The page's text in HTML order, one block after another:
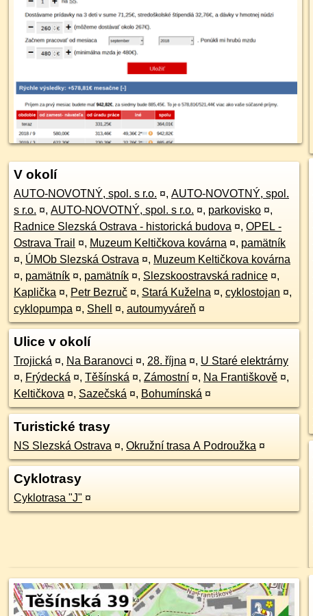
V okolí
AUTO-NOVOTNÝ, spol. s r.o. ¤, AUTO-NOVOTNÝ, spol.
s r.o. ¤, AUTO-NOVOTNÝ, spol. s r.o. ¤, parkovisko ¤,
Radnice Slezská Ostrava - historická budova ¤, OPEL -
Ostrava Trail ¤, Muzeum Keltičkova kovárna ¤, pamätník
¤, ÚMOb Slezská Ostrava ¤, Muzeum Keltičkova kovárna
¤, pamätník ¤, pamätník ¤, Slezskoostravská radnice ¤,
Kaplička ¤, Petr Bezruč ¤, Stará Kuželna ¤, cyklostojan ¤,
cyklopumpa ¤, Shell ¤, autoumyváreň ¤
Ulice v okolí
Trojická ¤, Na Baranovci ¤, 28. října ¤, U Staré elektrárny
¤, Frýdecká ¤, Těšínská ¤, Zámostní ¤, Na Františkově ¤,
Keltičkova ¤, Sazečská ¤, Bohumínská ¤
Turistické trasy
NS Slezská Ostrava ¤, Okružní trasa A Podroužka ¤
Cyklotrasy
Cyklotrasa "J" ¤